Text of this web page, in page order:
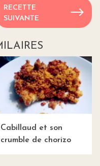
RECETTE
SUIVANTE
Cabillaud et son
crumble de chorizo